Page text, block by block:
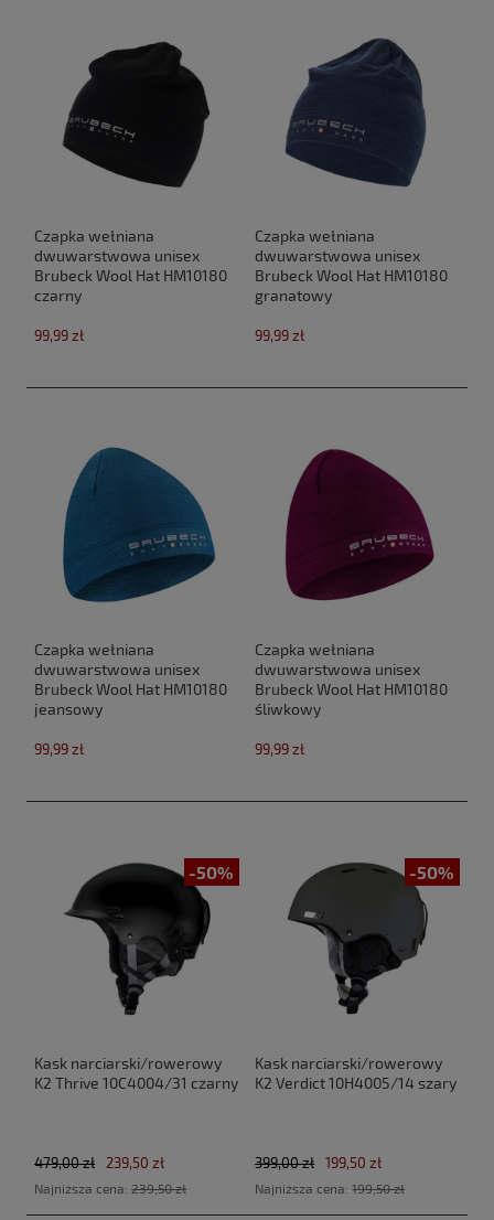
Czapka wełniana
dwuwarstwowa unisex
Brubeck Wool Hat HM10180
czarny
99,99 zł
Czapka wełniana
dwuwarstwowa unisex
Brubeck Wool Hat HM10180
granatowy
99,99 zł
Czapka wełniana
dwuwarstwowa unisex
Brubeck Wool Hat HM10180
jeansowy
99,99 zł
Czapka wełniana
dwuwarstwowa unisex
Brubeck Wool Hat HM10180
śliwkowy
99,99 zł
-50%
Kask narciarski/rowerowy
K2 Thrive 10C4004/31 czarny
239,50 zł
479,00 zł
Najniższa cena:239,50 zł
-50%
Kask narciarski/rowerowy
K2 Verdict 10H4005/14 szary
199,50 zł
399,00 zł
Najniższa cena:199,50 zł